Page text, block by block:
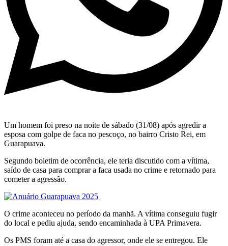
Um homem foi preso na noite de sábado (31/08) após agredir a
esposa com golpe de faca no pescoço, no bairro Cristo Rei, em
Guarapuava.
Segundo boletim de ocorrência, ele teria discutido com a vítima,
saído de casa para comprar a faca usada no crime e retornado para
cometer a agressão.
O crime aconteceu no período da manhã. A vítima conseguiu fugir
do local e pediu ajuda, sendo encaminhada à UPA Primavera.
Os PMS foram até a casa do agressor, onde ele se entregou. Ele